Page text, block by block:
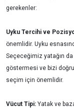
gerekenler:
Uyku Tercihi ve
önemlidir. Uyku
Seçeceğimiz yatağın
göstermesi ve bizi
seçim için önemlidir.
Vücut Tipi: Yatak ve